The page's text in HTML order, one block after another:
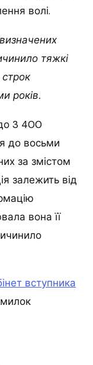
волі.
тяжкі
років.
3 400
до восьми
за змістом
залежить від
вона її
вступника